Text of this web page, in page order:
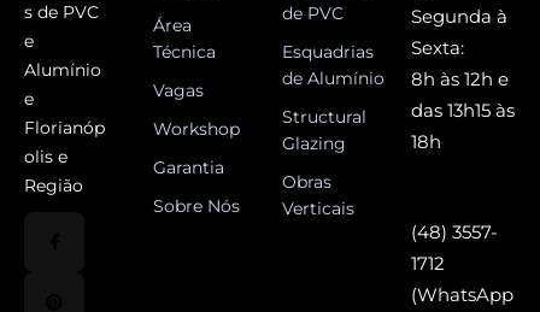
s de PVC
e
Alumínio
e
Florianóp
olis e
Região
Área
Técnica
Vagas
Workshop
Garantia
Sobre Nós
de PVC
Esquadrias
de Alumínio
Structural
Glazing
Obras
Verticais
Segunda à
Sexta:
8h às 12h e
das 13h15 às
18h
(48) 3557-
1712
(WhatsApp